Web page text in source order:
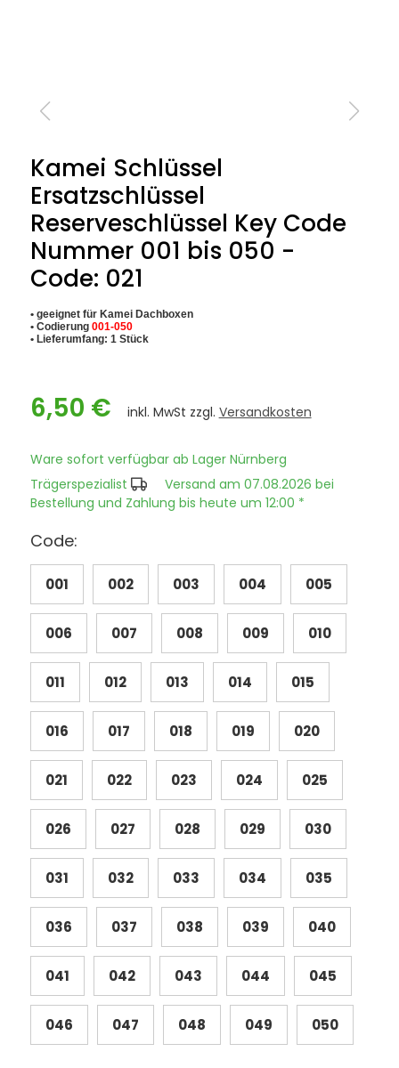
Kamei Schlüssel
Ersatzschlüssel
Reserveschlüssel Key Code
Nummer 001 bis 050 -
Code: 021
• geeignet für Kamei Dachboxen
• Codierung 001-050
• Lieferumfang: 1 Stück
6,50 € inkl. MwSt zzgl. Versandkosten
Ware sofort verfügbar ab Lager Nürnberg
Trägerspezialist
Versand am 07.08.2026 bei
Bestellung und Zahlung bis heute um 12:00 *
Code:
001 002 003 004 005
006 007 008 009 010
011 012 013 014 015
016 017 018 019 020
021 022 023 024 025
026 027 028 029 030
031 032 033 034 035
036 037 038 039 040
041 042 043 044 045
046 047 048 049 050